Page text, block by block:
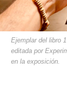
Ejemplar del libro
editada por
en la exposición.